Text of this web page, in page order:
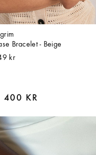
Bracelet - Beige
kr
400 KR